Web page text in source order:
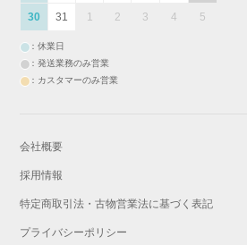
30 31 1 2 3 4 5
：休業日
：発送業務のみ営業
：カスタマーのみ営業
会社概要
採用情報
特定商取引法・古物営業法に基づく表記
プライバシーポリシー